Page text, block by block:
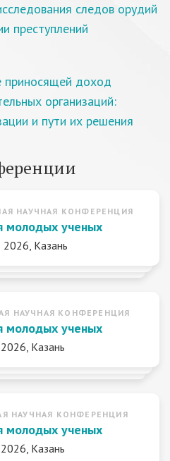
следов орудий
преступлений
приносящей доход
организаций:
и пути их решения
НАУЧНАЯ КОНФЕРЕНЦИЯ
молодых ученых
2026, Казань
НАУЧНАЯ КОНФЕРЕНЦИЯ
молодых ученых
Казань
НАУЧНАЯ КОНФЕРЕНЦИЯ
молодых ученых
Казань